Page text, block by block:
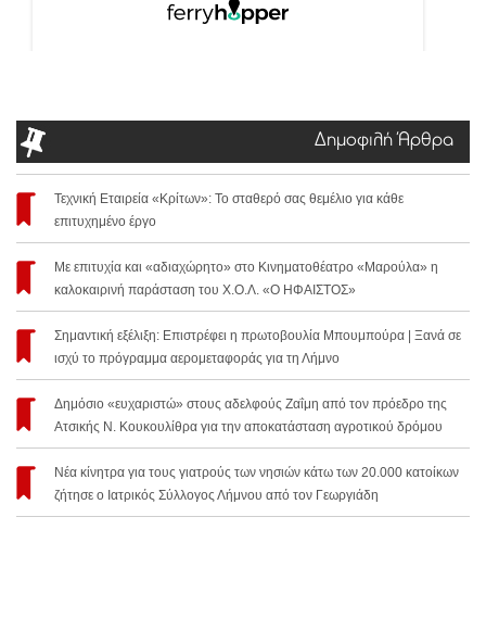
Δημοφιλή Άρθρα
Τεχνική Εταιρεία «Κρίτων»: Το σταθερό σας θεμέλιο για κάθε
επιτυχημένο έργο
Με επιτυχία και «αδιαχώρητο» στο Κινηματοθέατρο «Μαρούλα» η
καλοκαιρινή παράσταση του Χ.Ο.Λ. «Ο ΗΦΑΙΣΤΟΣ»
Σημαντική εξέλιξη: Επιστρέφει η πρωτοβουλία Μπουμπούρα | Ξανά σε
ισχύ το πρόγραμμα αερομεταφοράς για τη Λήμνο
Δημόσιο «ευχαριστώ» στους αδελφούς Ζαΐμη από τον πρόεδρο της
Ατσικής Ν. Κουκουλίθρα για την αποκατάσταση αγροτικού δρόμου
Νέα κίνητρα για τους γιατρούς των νησιών κάτω των 20.000 κατοίκων
ζήτησε ο Ιατρικός Σύλλογος Λήμνου από τον Γεωργιάδη